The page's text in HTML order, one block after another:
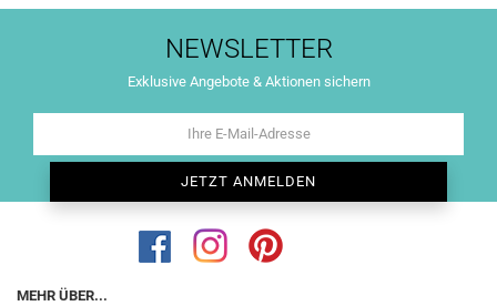
NEWSLETTER
Exklusive Angebote & Aktionen sichern
MEHR ÜBER...